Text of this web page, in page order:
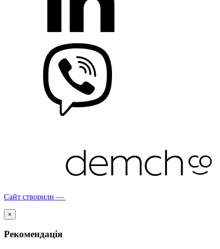
Сайт створили —
×
Рекомендація